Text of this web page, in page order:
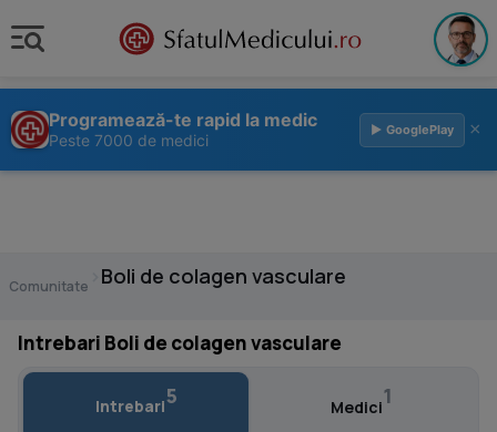
Programează-te rapid la medic
Peste 7000 de medici
▶ GooglePlay ×
Comunitate Boli de colagen vasculare
Intrebari Boli de colagen vasculare
Intrebari5 Medici1